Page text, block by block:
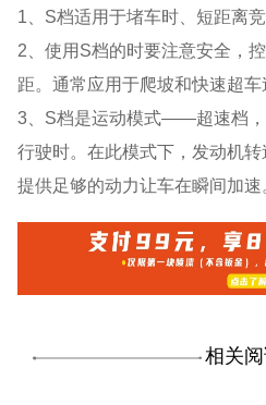
1、S档适用于堵车时、短距离竞
2、使用S档的时要注意安全，
距。通常应用于爬坡和快速超车
3、S档是运动模式——超速档
行驶时。在此模式下，发动机
提供足够的动力让车在瞬间加速
相关